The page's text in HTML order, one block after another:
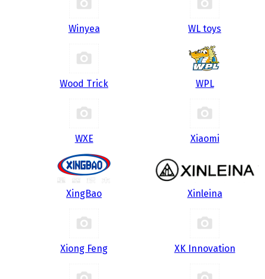
Winyea WL toys
Wood Trick WPL
WXE Xiaomi
XingBao Xinleina
Xiong Feng XK Innovation